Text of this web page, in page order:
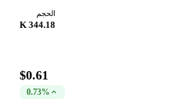
الحجم
344.18 K
$0.61
0.73%